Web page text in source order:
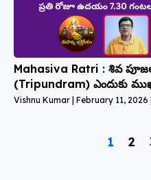
Mahasiva Ratri : శివ
(Tripundram) ఎందుకు
Vishnu Kumar February 11, 2026
1 2